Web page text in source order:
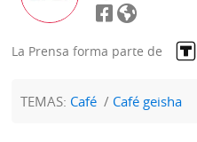
La Prensa forma parte de
TEMAS: Café Café geisha